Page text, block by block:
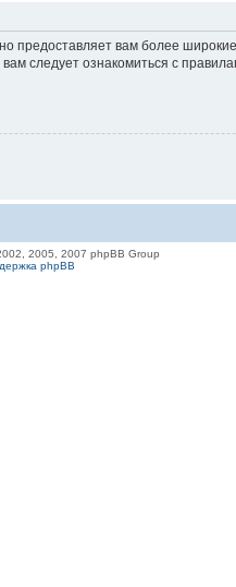
предоставляет вам более
следует ознакомиться с
2005, 2007 phpBB Group
phpBB